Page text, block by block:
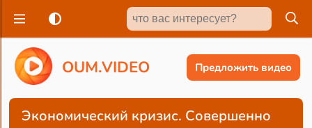
OUM.VIDEO Предложить видео
Экономический кризис. Совершенно